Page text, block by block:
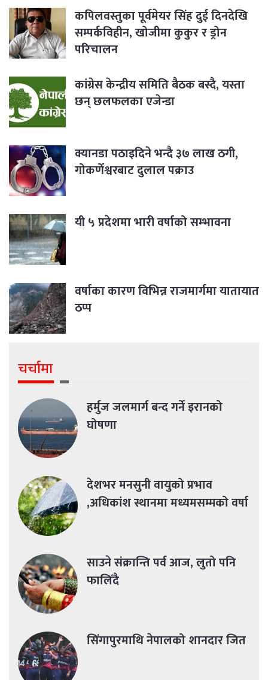
कपिलवस्तुका पूर्वमेयर सिंह दुई दिनदेखि
सम्पर्कविहीन, खोजीमा कुकुर र ड्रोन
परिचालन
कांग्रेस केन्द्रीय समिति बैठक बस्दै, यस्ता
छन् छलफलका एजेन्डा
क्यानडा पठाइदिने भन्दै ३७ लाख ठगी,
गोकर्णेश्वरबाट दुलाल पक्राउ
यी ५ प्रदेशमा भारी वर्षाको सम्भावना
वर्षाका कारण विभिन्न राजमार्गमा यातायात
ठप्प
चर्चामा
हर्मुज जलमार्ग बन्द गर्ने इरानको
घोषणा
देशभर मनसुनी वायुको प्रभाव
,अधिकांश स्थानमा मध्यमसम्मको वर्षा
साउने संक्रान्ति पर्व आज, लुतो पनि
फालिँदै
सिंगापुरमाथि नेपालको शानदार जित